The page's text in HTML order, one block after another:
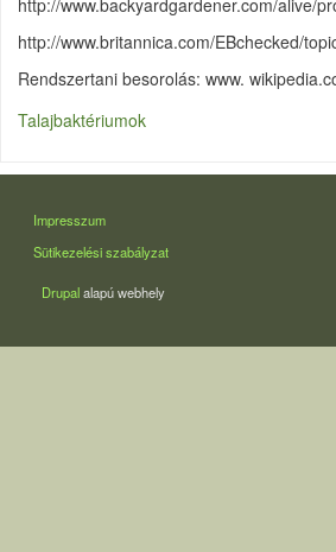
http://www.backyardgardener.com/alive/
http://www.britannica.com/EBchecked/
Rendszertani besorolás: www.
Talajbaktériumok
LÁBLÉC
Impresszum
Sütikezelési szabályzat
Drupalalapú webhely